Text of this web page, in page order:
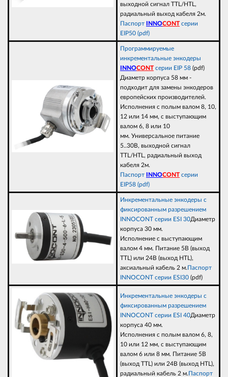
выходной сигнал TTL/HTL,
радиальный выход кабеля 2м.
Паспорт INNOCONT серии
EIP50 (pdf)
Программируемые
инкрементальные энкодеры
INNOCONT серии EIP 58 (pdf)
Диаметр корпуса 58 мм -
подходит для замены энкодеров
европейских производителей.
Исполнения с полым валом 8, 10,
12 или 14 мм, с выступающим
валом 6, 8 или 10
мм. Универсальное питание
5..30В, выходной сигнал
TTL/HTL, радиальный выход
кабеля 2м.
Паспорт INNOCONT серии
EIP58 (pdf)
Инкрементальные энкодеры с
фиксированным разрешением
INNOCONT серии ESI 30Диаметр
корпуса 30 мм.
Исполнение с выступающим
валом 4 мм. Питание 5В (выход
TTL) или 24В (выход НTL),
аксиальный кабель 2 м.Паспорт
INNOCONT серии ESI30 (pdf)
Инкрементальные энкодеры с
фиксированным разрешением
INNOCONT серии ESI 40Диаметр
корпуса 40 мм.
Исполнения с полым валом 6, 8,
10 или 12 мм, с выступающим
валом 6 или 8 мм. Питание 5В
(выход TTL) или 24В (выход НTL),
радиальный кабель 2 м.Паспорт